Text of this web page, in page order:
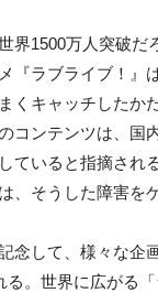
界1500万人突破
『ラブライブ！』
くキャッチしたか
コンテンツは、国
ていると指摘され
、そうした障害を
念して、様々な企
る。世界に広がる